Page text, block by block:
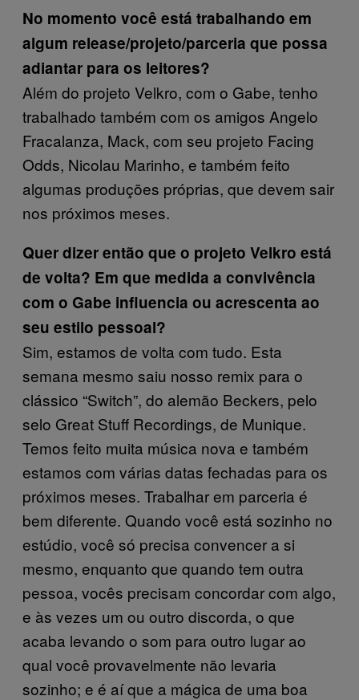
No momento você está trabalhando em
algum release/projeto/parceria que possa
adiantar para os leitores?
Além do projeto Velkro, com o Gabe, tenho
trabalhado também com os amigos Angelo
Fracalanza, Mack, com seu projeto Facing
Odds, Nicolau Marinho, e também feito
algumas produções próprias, que devem sair
nos próximos meses.
Quer dizer então que o projeto Velkro está
de volta? Em que medida a convivência
com o Gabe influencia ou acrescenta ao
seu estilo pessoal?
Sim, estamos de volta com tudo. Esta
semana mesmo saiu nosso remix para o
clássico “Switch”, do alemão Beckers, pelo
selo Great Stuff Recordings, de Munique.
Temos feito muita música nova e também
estamos com várias datas fechadas para os
próximos meses. Trabalhar em parceria é
bem diferente. Quando você está sozinho no
estúdio, você só precisa convencer a si
mesmo, enquanto que quando tem outra
pessoa, vocês precisam concordar com algo,
e às vezes um ou outro discorda, o que
acaba levando o som para outro lugar ao
qual você provavelmente não levaria
sozinho; e é aí que a mágica de uma boa